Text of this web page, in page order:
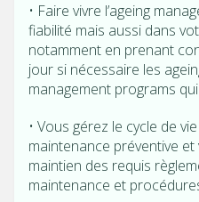
• Faire vivre l’ageing
fiabilité mais aussi dans
notamment en prenant
jour si nécessaire les
management programs
• Vous gérez le cycle de
maintenance préventive
maintien des requis
maintenance et